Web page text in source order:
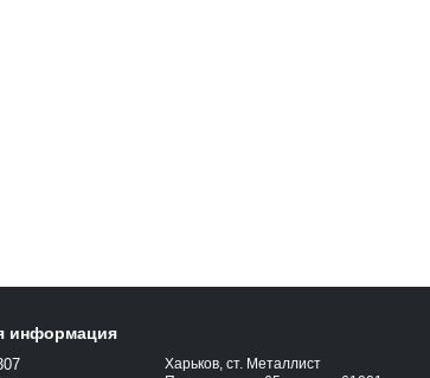
информация
Харьков, ст. Металлист